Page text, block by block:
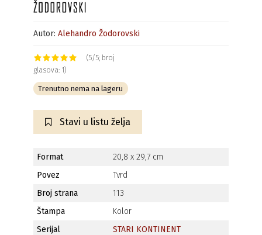
Autor: Alehandro Žodorovski
(5/5; broj
glasova: 1)
Trenutno nema na lageru
Stavi u listu želja
Format
20,8 x 29,7 cm
Povez
Tvrd
Broj strana
113
Štampa
Kolor
Serijal
STARI KONTINENT